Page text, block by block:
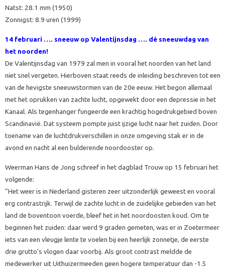
Natst: 28.1 mm (1950)
Zonnigst: 8.9 uren (1999)
14 februari …. sneeuw op Valentijnsdag …. dé sneeuwdag van
het noorden!
De Valentijnsdag van 1979 zal men in vooral het noorden van het land
niet snel vergeten. Hierboven staat reeds de inleiding beschreven tot een
van de hevigste sneeuwstormen van de 20e eeuw. Het begon allemaal
met het oprukken van zachte lucht, opgewekt door een depressie in het
Kanaal. Als tegenhanger fungeerde een krachtig hogedrukgebied boven
Scandinavië. Dat systeem pompte juist ijzige lucht naar het zuiden. Door
toename van de luchtdrukverschillen in onze omgeving stak er in de
avond en nacht al een bulderende noordooster op.
Weerman Hans de Jong schreef in het dagblad Trouw op 15 februari het
volgende:
“Het weer is in Nederland gisteren zeer uitzonderlijk geweest en vooral
erg contrastrijk. Terwijl de zachte lucht in de zuidelijke gebieden van het
land de boventoon voerde, bleef het in het noordoosten koud. Om te
beginnen het zuiden: daar werd 9 graden gemeten, was er in Zoetermeer
iets van een vleugje lente te voelen bij een heerlijk zonnetje, de eerste
drie grutto’s vlogen daar voorbij. Als groot contrast meldde de
medewerker uit Uithuizermeeden geen hogere temperatuur dan -1.5